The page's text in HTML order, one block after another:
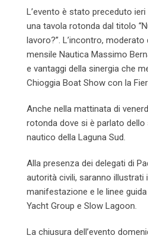
L’evento è stato preceduto
una tavola rotonda dal titolo
lavoro?”. L’incontro, moderato
mensile Nautica Massimo
e vantaggi della sinergia che
Chioggia Boat Show con la
Anche nella mattinata di
rotonda dove si è parlato
nautico della Laguna Sud.
Alla presenza dei delegati di
autorità civili, saranno illustrati
manifestazione e le linee
Yacht Group e Slow Lagoon.
La chiusura dell’evento